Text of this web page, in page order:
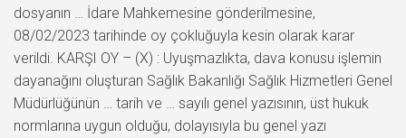
dosyanın … İdare Mahkemesine gönderilmesine,
08/02/2023 tarihinde oy çokluğuyla kesin olarak karar
verildi. KARŞI OY – (X) : Uyuşmazlıkta, dava konusu işlemin
dayanağını oluşturan Sağlık Bakanlığı Sağlık Hizmetleri Genel
Müdürlüğünün … tarih ve … sayılı genel yazısının, üst hukuk
normlarına uygun olduğu, dolayısıyla bu genel yazı